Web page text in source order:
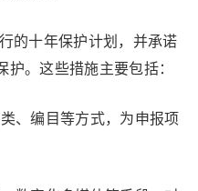
的十年保护计划，并承诺
。这些措施主要包括：
、编目等方式，为申报项